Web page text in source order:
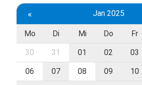
« Jan 2025
Mo Di Mi Do Fr
30 31 01 02 03
06 07 08 09 10